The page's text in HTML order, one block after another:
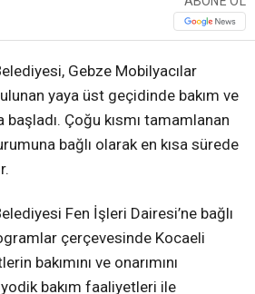
Gebze Mobilyacılar
yaya üst geçidinde bakım ve
başladı. Çoğu kısmı tamamlanan
bağlı olarak en kısa sürede
Fen İşleri Dairesi’ne bağlı
çerçevesinde Kocaeli
bakımını ve onarımını
bakım faaliyetleri ile